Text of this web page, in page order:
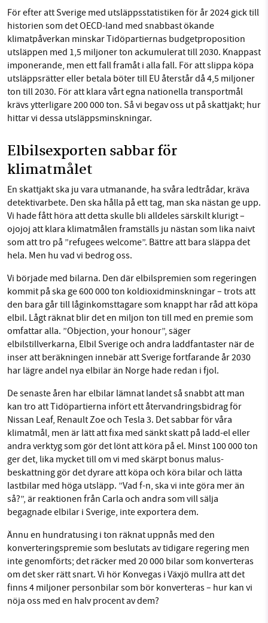
För efter att Sverige med utsläppsstatistiken för år 2024 gick till
historien som det OECD-land med snabbast ökande
klimatpåverkan minskar Tidöpartiernas budgetproposition
utsläppen med 1,5 miljoner ton ackumulerat till 2030. Knappast
imponerande, men ett fall framåt i alla fall. För att slippa köpa
utsläppsrätter eller betala böter till EU återstår då 4,5 miljoner
ton till 2030. För att klara vårt egna nationella transportmål
krävs ytterligare 200 000 ton. Så vi begav oss ut på skattjakt; hur
hittar vi dessa utsläppsminskningar.
Elbilsexporten sabbar för
klimatmålet
En skattjakt ska ju vara utmanande, ha svåra ledtrådar, kräva
detektivarbete. Den ska hålla på ett tag, man ska nästan ge upp.
Vi hade fått höra att detta skulle bli alldeles särskilt klurigt –
ojojoj att klara klimatmålen framställs ju nästan som lika naivt
som att tro på ”refugees welcome”. Bättre att bara släppa det
hela. Men hu vad vi bedrog oss.
Vi började med bilarna. Den där elbilspremien som regeringen
kommit på ska ge 600 000 ton koldioxidminskningar – trots att
den bara går till låginkomsttagare som knappt har råd att köpa
elbil. Lågt räknat blir det en miljon ton till med en premie som
omfattar alla. ”Objection, your honour”, säger
elbilstillverkarna, Elbil Sverige och andra laddfantaster när de
inser att beräkningen innebär att Sverige fortfarande år 2030
har lägre andel nya elbilar än Norge hade redan i fjol.
De senaste åren har elbilar lämnat landet så snabbt att man
kan tro att Tidöpartierna infört ett återvandringsbidrag för
Nissan Leaf, Renault Zoe och Tesla 3. Det sabbar för våra
klimatmål, men är lätt att fixa med sänkt skatt på ladd-el eller
andra verktyg som gör det lönt att köra på el. Minst 100 000 ton
ger det, lika mycket till om vi med skärpt bonus malus-
beskattning gör det dyrare att köpa och köra bilar och lätta
lastbilar med höga utsläpp. ”Vad f-n, ska vi inte göra mer än
så?”, är reaktionen från Carla och andra som vill sälja
begagnade elbilar i Sverige, inte exportera dem.
Ännu en hundratusing i ton räknat uppnås med den
konverteringspremie som beslutats av tidigare regering men
inte genomförts; det räcker med 20 000 bilar som konverteras
om det sker rätt snart. Vi hör Konvegas i Växjö mullra att det
finns 4 miljoner personbilar som bör konverteras – hur kan vi
nöja oss med en halv procent av dem?